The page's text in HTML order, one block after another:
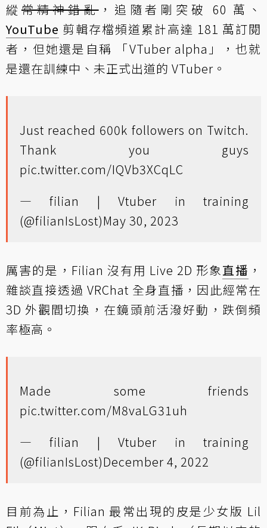
縱 常精神錯亂，追隨者剛突破 60 萬、
YouTube 剪輯存檔頻道累計高達 181 萬訂閱
者，但她還是自稱 「VTuber alpha」，也就
是還在訓練中、未正式出道的 VTuber。
Just reached 600k followers on Twitch.
Thank you guys
pic.twitter.com/IQVb3XCqLC
— filian | Vtuber in training
(@filianIsLost)May 30, 2023
厲害的是，Filian 沒有用 Live 2D 形象直播 ，
雜談直接透過 VRChat 全身直播，因此經常在
3D 外觀間切換，在鏡頭前活潑好動，跌倒頻
率極高。
Made some friends
pic.twitter.com/M8vaLG31uh
— filian | Vtuber in training
(@filianIsLost)December 4, 2022
目前為止，Filian 最常出現的皮是少女版 Lil